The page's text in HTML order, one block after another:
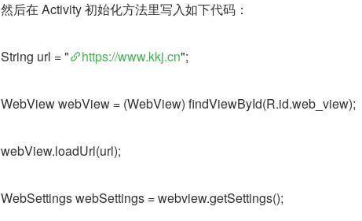
然后在 Activity 初始化方法里写入如下代码：
String url = " https://www.kkj.cn";
WebView webView = (WebView) findViewById(R.id.web_view);
webView.loadUrl(url);
WebSettings webSettings = webview.getSettings();